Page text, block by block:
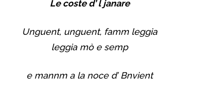
Le coste d’ l janare
Unguent, unguent, famm leggia
leggia mò e semp
e mannm a la noce d’ Bnvient